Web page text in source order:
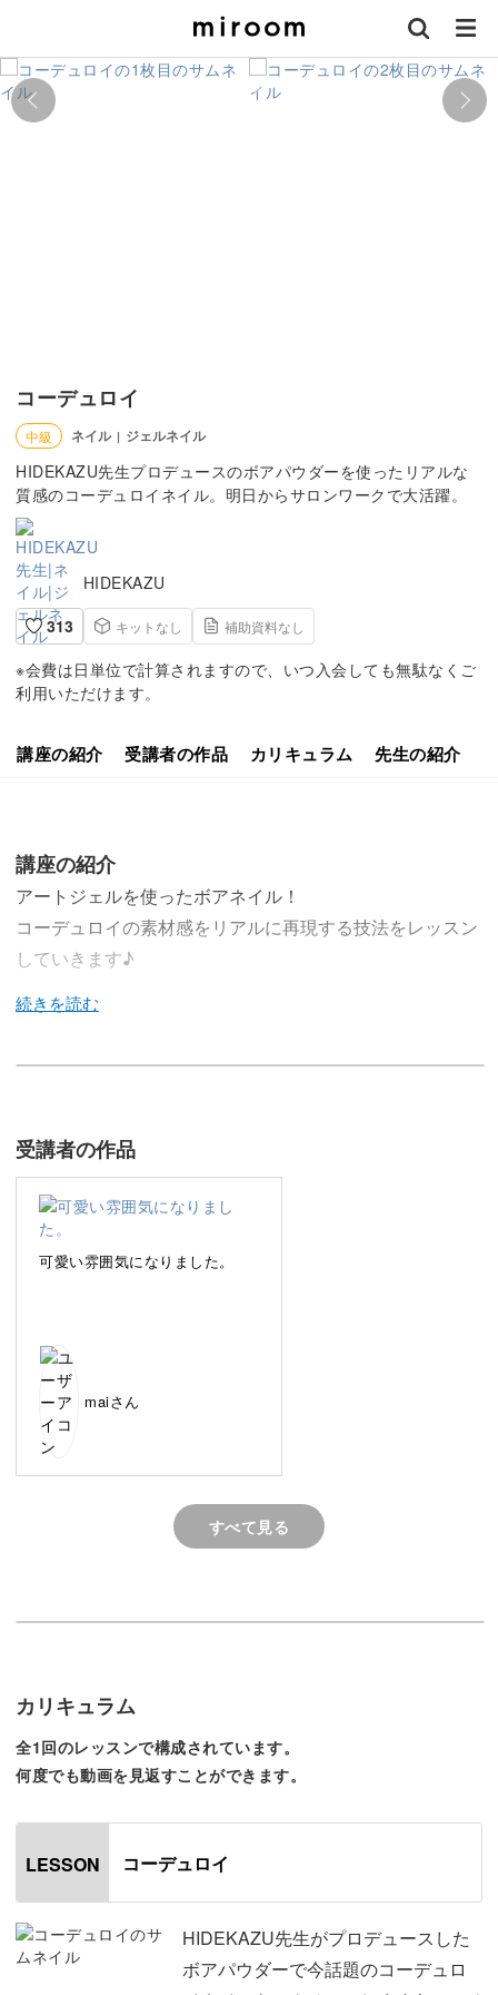
コーデュロイ
中級 ネイル | ジェルネイル
HIDEKAZU先生プロデュースのボアパウダーを使ったリアルな
質感のコーデュロイネイル。明日からサロンワークで大活躍。
HIDEKAZU
313
キットなし 補助資料なし
※会費は日単位で計算されますので、いつ入会しても無駄なくご
利用いただけます。
講座の紹介 受講者の作品 カリキュラム 先生の紹介
講座の紹介
アートジェルを使ったボアネイル！
コーデュロイの素材感をリアルに再現する技法をレッスン
していきます♪
していきます♪
毎年秋冬の定番となっている暖かみがあるボアネイル。
もこもことした立体感が可愛らしくて人気の理由でもあり
今季、ファッションでも人気のあるコーデュロイなら、ト
レンド感も満載なのでオシャレに敏感なお客様の目にも止
まること間違いなしですよ♪
今回のレッスンでは、コーデュロイの質感の作り方を中心
に、ボアパウダーを活かすコツやテクニックを解説してい
◆コーデュロイのリアル感を出すポイント
◆オリジナルカラーの作り方
◆ぷっくりとしたラインを描くコツ
ボアパウダーを使用したテクニックの基本編として、
HIDEKAZU先生流のコツを丁寧にお伝えしていきます♪
工程がとてもシンプルなので、ポイントさえ押さえれば明
受講者の作品
可愛い雰囲気になりました。
maiさん
すべて見る
カリキュラム
全1回のレッスンで構成されています。
何度でも動画を見返すことができます。
LESSON コーデュロイ
HIDEKAZU先生がプロデュースした
ボアパウダーで今話題のコーデュロ